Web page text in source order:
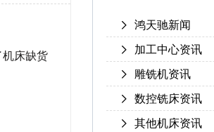
机床缺货
鸿天驰新闻
加工中心资讯
雕铣机资讯
数控铣床资讯
其他机床资讯